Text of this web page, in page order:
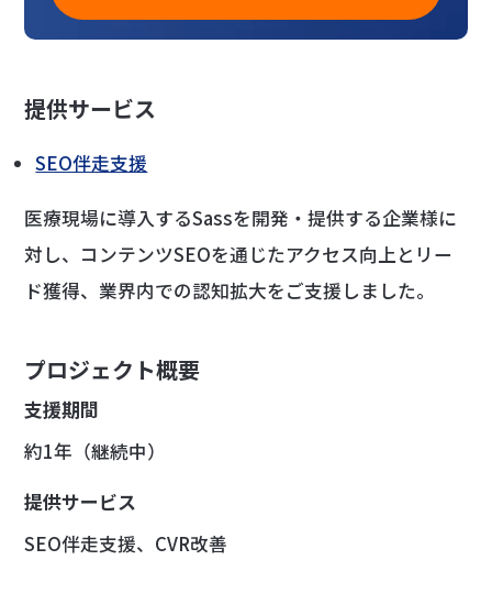
提供サービス
SEO伴走支援
医療現場に導入するSassを開発・提供する企業様に
対し、コンテンツSEOを通じたアクセス向上とリー
ド獲得、業界内での認知拡大をご支援しました。
プロジェクト概要
支援期間
約1年（継続中）
提供サービス
SEO伴走支援、CVR改善